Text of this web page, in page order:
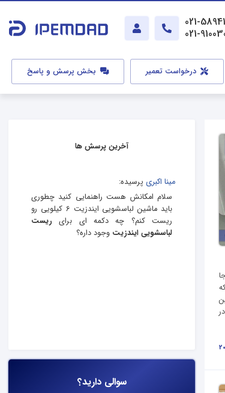
021-58941
021-
درخواست تعمیر بخش پرسش و پاسخ
آخرین پرسش ها
مینا اکبری پرسیده:
سلام امکانش هست راهنمایی کنید چطوری
باید ماشین لباسشویی ایندزیت 6 کیلویی رو
ریست کنم؟ چه دکمه ای برایریست
لباسشویی ایندزیت وجود داره؟
سوالی دارید؟